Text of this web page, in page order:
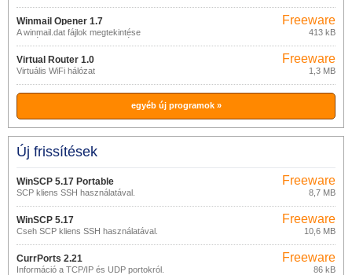
Winmail Opener 1.7
A winmail.dat fájlok megtekintése
(mellékletek az MS Outlookból)
Freeware
413 kB
Virtual Router 1.0
Virtuális WiFi hálózat
Freeware
1,3 MB
egyéb új programok »
Új frissítések
WinSCP 5.17 Portable
SCP kliens SSH használatával.
Freeware
8,7 MB
WinSCP 5.17
Cseh SCP kliens SSH használatával.
Freeware
10,6 MB
CurrPorts 2.21
Információ a TCP/IP és UDP portokról.
Freeware
86 kB